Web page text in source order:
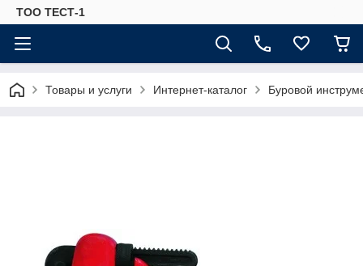
ТОО ТЕСТ-1
Товары и услуги Интернет-каталог Буровой